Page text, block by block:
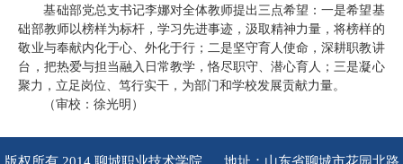
基础部党总支书记李娜对全体教师提出三点希望：一是希望基
础部教师以榜样为标杆，学习先进事迹，汲取精神力量，将榜样的
敬业与奉献内化于心、外化于行；二是坚守育人使命，深耕职教讲
台，把热爱与担当融入日常教学，恪尽职守、潜心育人；三是凝心
聚力，立足岗位、笃行实干，为部门和学校发展贡献力量。
（审校：徐光明）